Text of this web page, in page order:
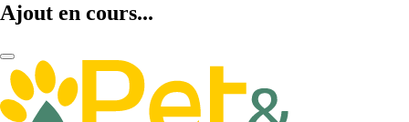
Ajout en cours...